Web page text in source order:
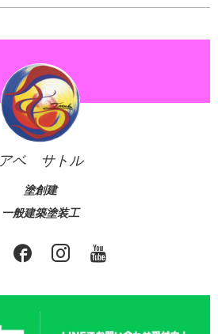
アベ サトル
塗創建
一般建築塗装工